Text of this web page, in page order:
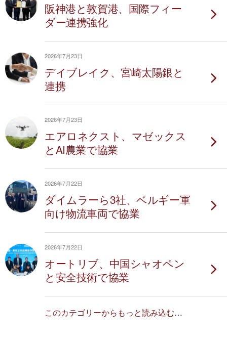
阪神港と敦賀港、国際フィー
ダー連携強化
2026年7月23日
デイブレイク、宮崎太陽銀と
連携
2026年7月23日
エアロネクスト、マゼックス
とAI農業で協業
2026年7月22日
ダイムラーら3社、ベルギー軍
向け物流車両で協業
2026年7月22日
オートリブ、中国シャオペン
と安全技術で協業
このカテゴリーからもっと読み込む…